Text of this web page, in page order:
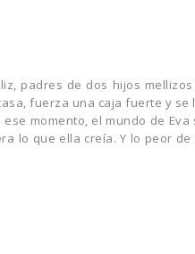
padres de dos hijos
fuerza una caja fuerte y
momento, el mundo de
lo que ella creía. Y lo peor